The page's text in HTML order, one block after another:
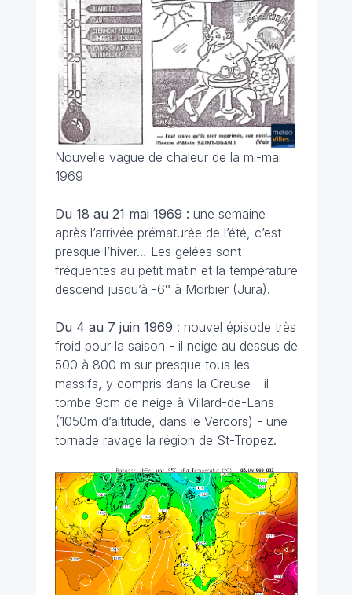
Nouvelle vague de chaleur de la mi-mai
1969
Du 18 au 21 mai 1969 : une semaine
après l’arrivée prématurée de l’été, c’est
presque l’hiver… Les gelées sont
fréquentes au petit matin et la température
descend jusqu’à -6° à Morbier (Jura).
Du 4 au 7 juin 1969 : nouvel épisode très
froid pour la saison - il neige au dessus de
500 à 800 m sur presque tous les
massifs, y compris dans la Creuse - il
tombe 9cm de neige à Villard-de-Lans
(1050m d’altitude, dans le Vercors) - une
tornade ravage la région de St-Tropez.